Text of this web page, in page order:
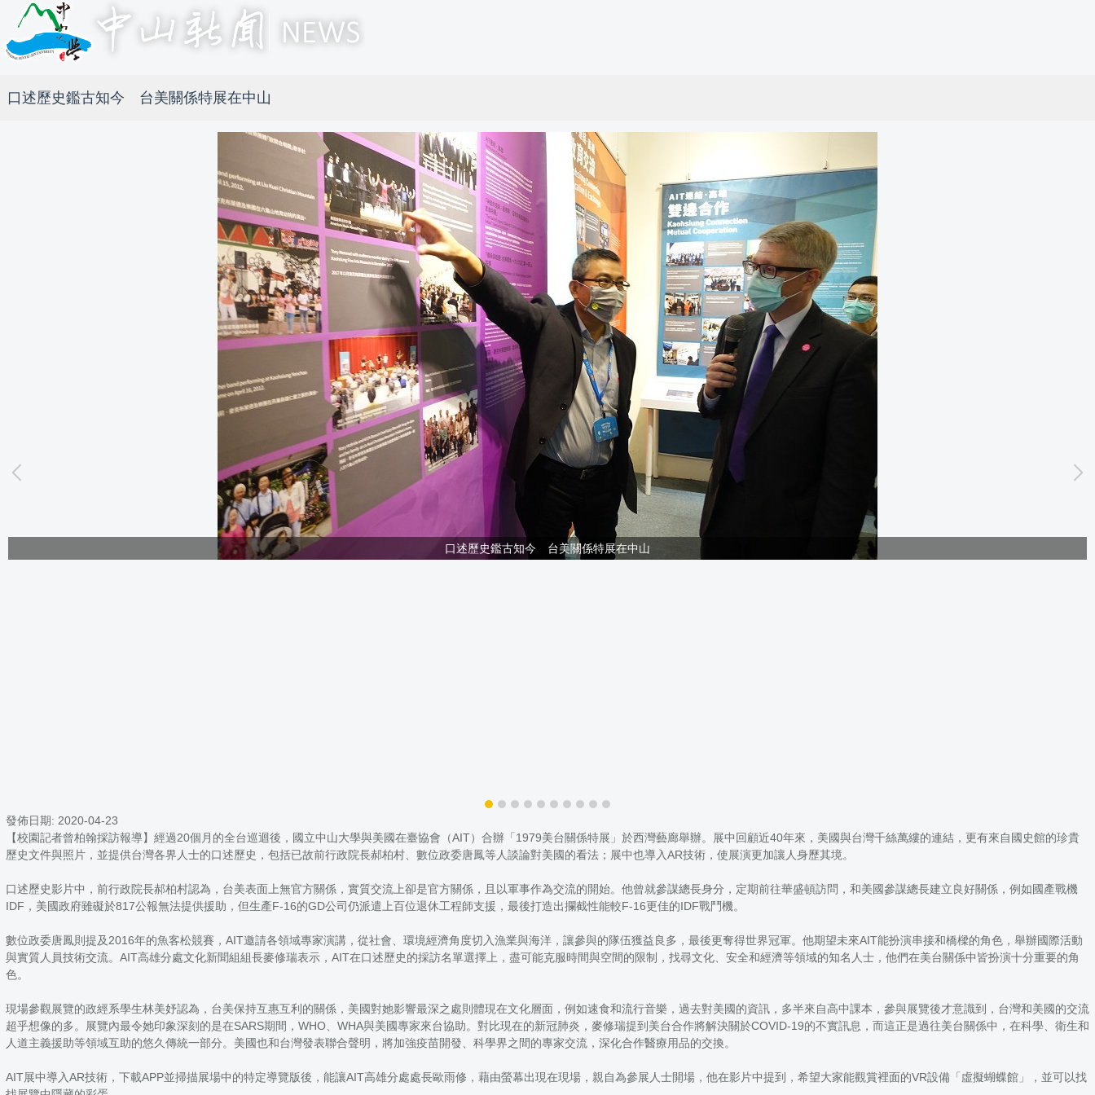
口述歷史鑑古知今 台美關係特展在中山
口述歷史鑑古知今 台美關係特展在中山
發佈日期: 2020-04-23
【校園記者曾柏翰採訪報導】經過20個月的全台巡迴後，國立中山大學與美國在臺協會（AIT）合辦「1979美台關係特展」於西灣藝廊舉辦。展中回顧近40年來，美國與台灣千絲萬縷的連結，更有來自國史館的珍貴
歷史文件與照片，並提供台灣各界人士的口述歷史，包括已故前行政院長郝柏村、數位政委唐鳳等人談論對美國的看法；展中也導入AR技術，使展演更加讓人身歷其境。
口述歷史影片中，前行政院長郝柏村認為，台美表面上無官方關係，實質交流上卻是官方關係，且以軍事作為交流的開始。他曾就參謀總長身分，定期前往華盛頓訪問，和美國參謀總長建立良好關係，例如國產戰機
IDF，美國政府雖礙於817公報無法提供援助，但生產F-16的GD公司仍派遣上百位退休工程師支援，最後打造出攔截性能較F-16更佳的IDF戰鬥機。
數位政委唐鳳則提及2016年的魚客松競賽，AIT邀請各領域專家演講，從社會、環境經濟角度切入漁業與海洋，讓參與的隊伍獲益良多，最後更奪得世界冠軍。他期望未來AIT能扮演串接和橋樑的角色，舉辦國際活動
與實質人員技術交流。AIT高雄分處文化新聞組組長麥修瑞表示，AIT在口述歷史的採訪名單選擇上，盡可能克服時間與空間的限制，找尋文化、安全和經濟等領域的知名人士，他們在美台關係中皆扮演十分重要的角
色。
現場參觀展覽的政經系學生林美妤認為，台美保持互惠互利的關係，美國對她影響最深之處則體現在文化層面，例如速食和流行音樂，過去對美國的資訊，多半來自高中課本，參與展覽後才意識到，台灣和美國的交流
超乎想像的多。展覽內最令她印象深刻的是在SARS期間，WHO、WHA與美國專家來台協助。對比現在的新冠肺炎，麥修瑞提到美台合作將解決關於COVID-19的不實訊息，而這正是過往美台關係中，在科學、衛生和
人道主義援助等領域互助的悠久傳統一部分。美國也和台灣發表聯合聲明，將加強疫苗開發、科學界之間的專家交流，深化合作醫療用品的交換。
AIT展中導入AR技術，下載APP並掃描展場中的特定導覽版後，能讓AIT高雄分處處長歐雨修，藉由螢幕出現在現場，親自為參展人士開場，他在影片中提到，希望大家能觀賞裡面的VR設備「虛擬蝴蝶館」，並可以找